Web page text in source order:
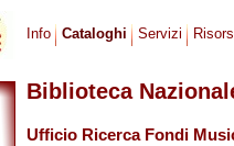
Info Cataloghi Servizi
Biblioteca
Ufficio Ricerca Fondi